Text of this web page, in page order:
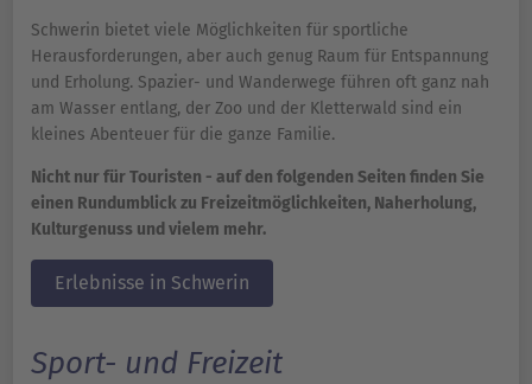
Schwerin bietet viele Möglichkeiten für sportliche
Herausforderungen, aber auch genug Raum für Entspannung
und Erholung. Spazier- und Wanderwege führen oft ganz nah
am Wasser entlang, der Zoo und der Kletterwald sind ein
kleines Abenteuer für die ganze Familie.
Nicht nur für Touristen - auf den folgenden Seiten finden Sie
einen Rundumblick zu Freizeitmöglichkeiten, Naherholung,
Kulturgenuss und vielem mehr.
Erlebnisse in Schwerin
Sport- und Freizeit